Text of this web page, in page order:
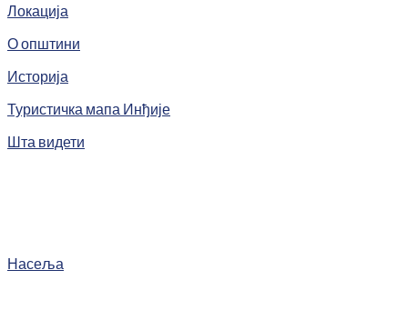
Локација
О општини
Историја
Туристичка мапа Инђије
Шта видети
Насеља